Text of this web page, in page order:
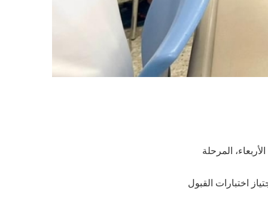
المرحلة
من اجتياز اختبارات القبول